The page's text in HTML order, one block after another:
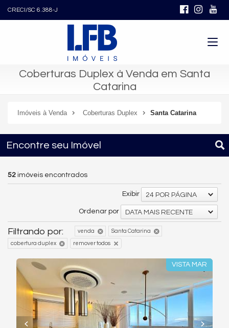
CRECI/SC 6.388-J
Coberturas Duplex à Venda em Santa
Catarina
Imóveis à Venda Coberturas Duplex Santa Catarina
Encontre seu Imóvel
52 imóveis encontrados
Exibir 24 POR PÁGINA
Ordenar por DATA MAIS RECENTE
Filtrando por: venda Santa Catarina
cobertura duplex remover todos
VISTA MAR